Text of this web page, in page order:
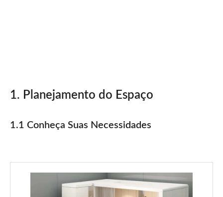
1. Planejamento do Espaço
1.1 Conheça Suas Necessidades